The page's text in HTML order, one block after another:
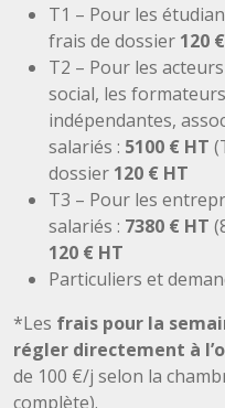
T1 – Pour les
frais de dossier 120
T2 – Pour les
social, les
indépendantes,
salariés : 5100 € HT
dossier 120 € HT
T3 – Pour les
salariés : 7380 € HT
120 € HT
Particuliers et
*Les frais pour la
régler directement à
de 100 €/j selon la
complète).